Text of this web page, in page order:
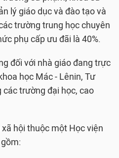
lý giáo dục và đào tạo và
trường trung học chuyên
phụ cấp ưu đãi là 40%.
đối với nhà giáo đang trực
học Mác - Lênin, Tư
trường đại học, cao
hội thuộc một Học viện